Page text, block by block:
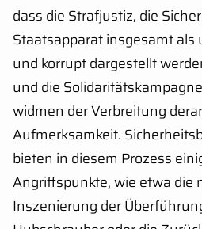
dass die Strafjustiz, die
Staatsapparat insgesamt
und korrupt dargestellt
und die
widmen der Verbreitung
Aufmerksamkeit.
bieten in diesem Prozess
Angriffspunkte, wie etwa die
Inszenierung der